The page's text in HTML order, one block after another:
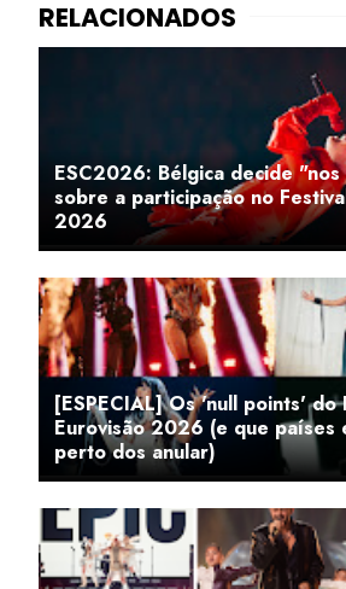
ESC2026: Bélgica decide
sobre a participação no
2026
[ESPECIAL] Os 'null points' do
Eurovisão 2026 (e que países
perto dos anular)